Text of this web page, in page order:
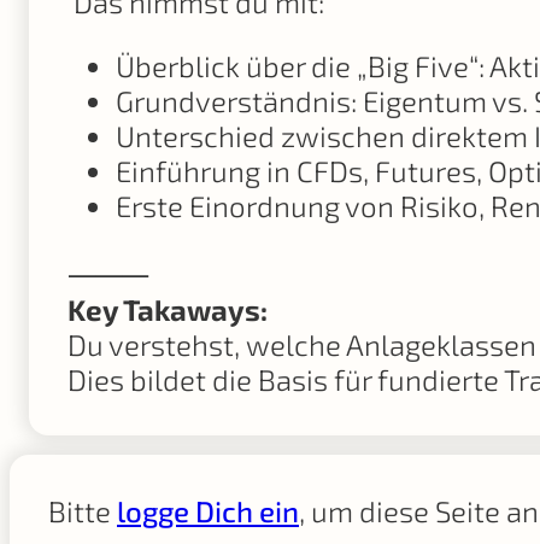
Überblick über die „Big Five“:
Grundverständnis: Eigentum
Unterschied zwischen
Einführung in CFDs, Futures,
Erste Einordnung von Risiko,
⸻
Key Takaways:
Du verstehst, welche
Dies bildet die Basis für fundierte
Bitte logge Dich ein, um diese Seite